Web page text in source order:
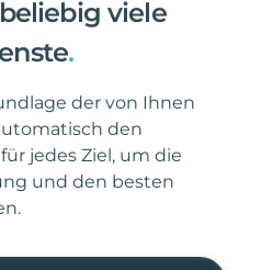
viele
.
der von Ihnen
den
jedes Ziel, um die
und den besten